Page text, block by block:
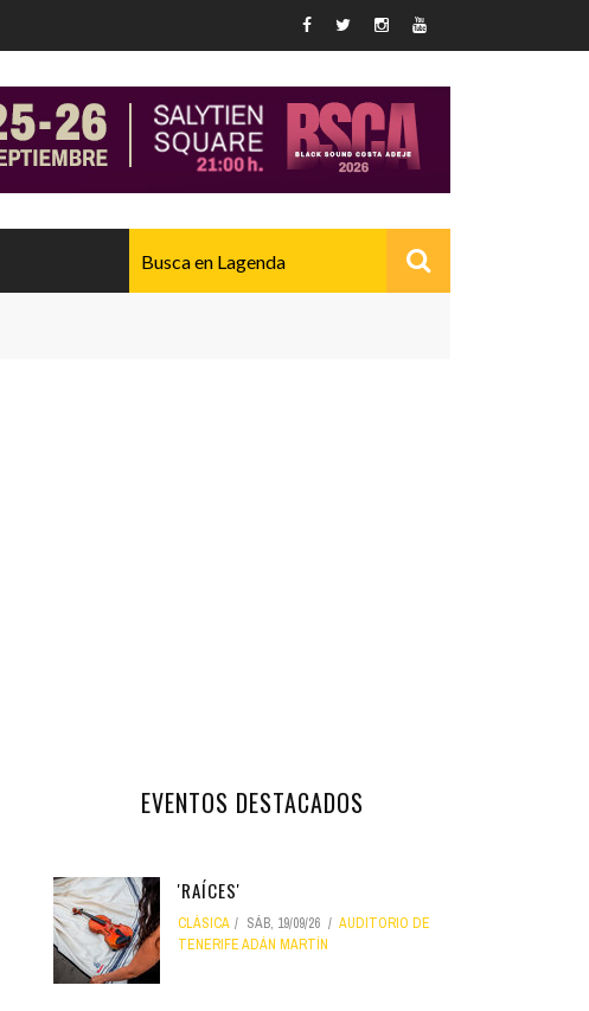
EVENTOS DESTACADOS
'RAÍCES'
CLÁSICA SÁB, 19/09/26
AUDITORIO DE
TENERIFE ADÁN MARTÍN